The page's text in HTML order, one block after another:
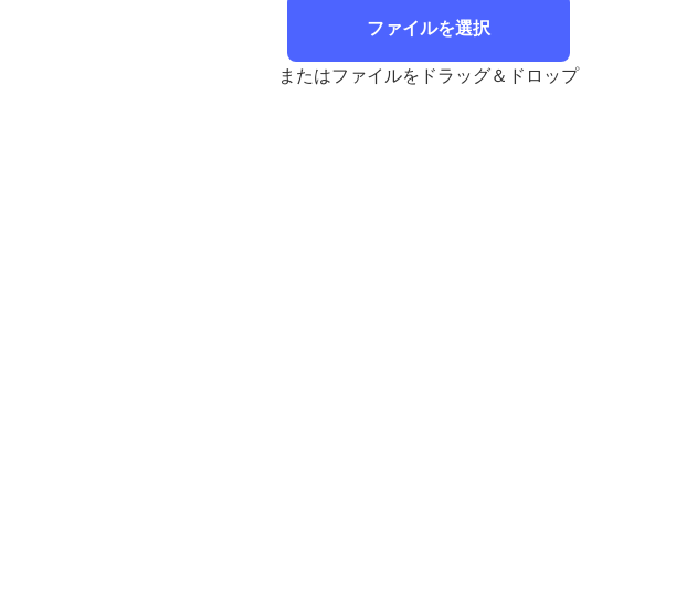
ファイルを選択
またはファイルをドラッグ＆ドロップ